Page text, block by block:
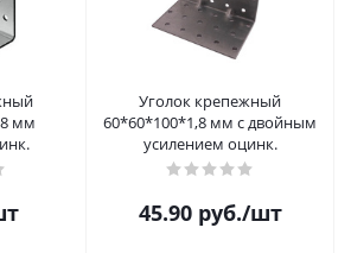
мм
Уголок крепежный
60*60*100*1,8 мм с двойным
усилением оцинк.
45.90руб./шт